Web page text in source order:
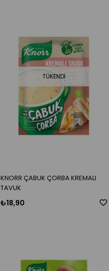
TÜKENDI
KNORR ÇABUK ÇORBA KREMALI
TAVUK
₺18,90